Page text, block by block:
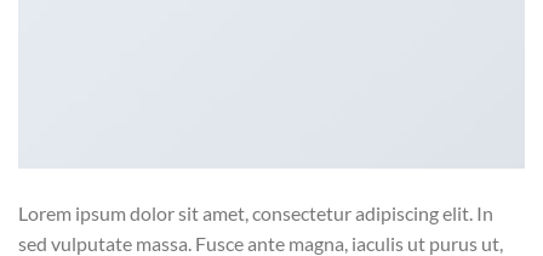
Lorem ipsum dolor sit amet, consectetur adipiscing elit. In
sed vulputate massa. Fusce ante magna, iaculis ut purus ut,